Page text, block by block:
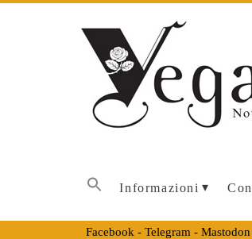
Informazioni
Facebook - Telegram - Mastodon